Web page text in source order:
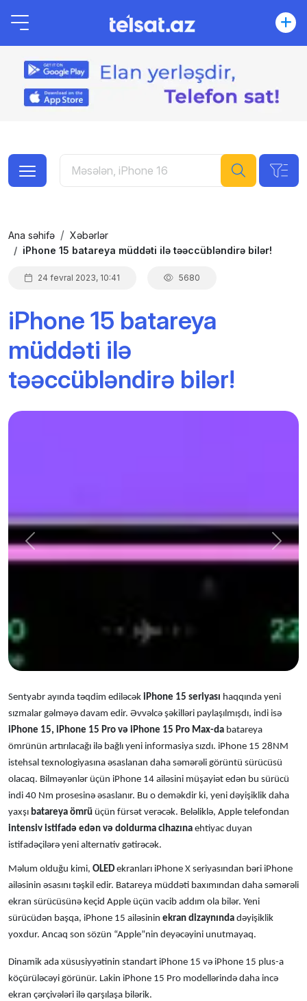
Ana səhifə
Xəbərlər
iPhone 15 batareya müddəti ilə təəccübləndirə bilər!
24 fevral 2023, 10:41 5680
iPhone 15 batareya
müddəti ilə
təəccübləndirə bilər!
Sentyabr ayında təqdim ediləcək iPhone 15 seriyası haqqında yeni
sızmalar gəlməyə davam edir. Əvvəlcə şəkilləri paylaşılmışdı, indi isə
iPhone 15, iPhone 15 Pro və iPhone 15 Pro Max-da batareya
ömrünün artırılacağı ilə bağlı yeni informasiya sızdı. iPhone 15 28NM
istehsal texnologiyasına əsaslanan daha səmərəli görüntü sürücüsü
olacaq. Bilməyənlər üçün iPhone 14 ailəsini müşayiət edən bu sürücü
indi 40 Nm prosesinə əsaslanır. Bu o deməkdir ki, yeni dəyişiklik daha
yaxşı batareya ömrü üçün fürsət verəcək. Beləliklə, Apple telefondan
intensiv istifadə edən və doldurma cihazına ehtiyac duyan
istifadəçilərə yeni alternativ gətirəcək.
Məlum olduğu kimi, OLED ekranları iPhone X seriyasından bəri iPhone
ailəsinin əsasını təşkil edir. Batareya müddəti baxımından daha səmərəli
ekran sürücüsünə keçid Apple üçün vacib addım ola bilər. Yeni
sürücüdən başqa, iPhone 15 ailəsinin ekran dizaynında dəyişiklik
yoxdur. Ancaq son sözün “Apple”nin deyəcəyini unutmayaq.
Dinamik ada xüsusiyyətinin standart iPhone 15 və iPhone 15 plus-a
köçürüləcəyi görünür. Lakin iPhone 15 Pro modellərində daha incə
ekran çərçivələri ilə qarşılaşa bilərik.